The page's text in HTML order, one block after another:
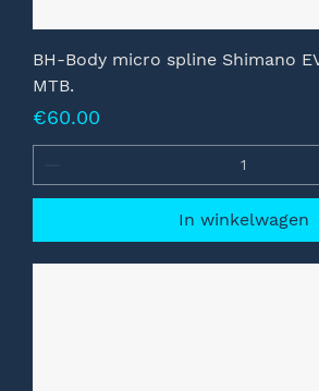
BH-Body micro spline Shimano
MTB.
Prijs
€60.00
In winkelwagen